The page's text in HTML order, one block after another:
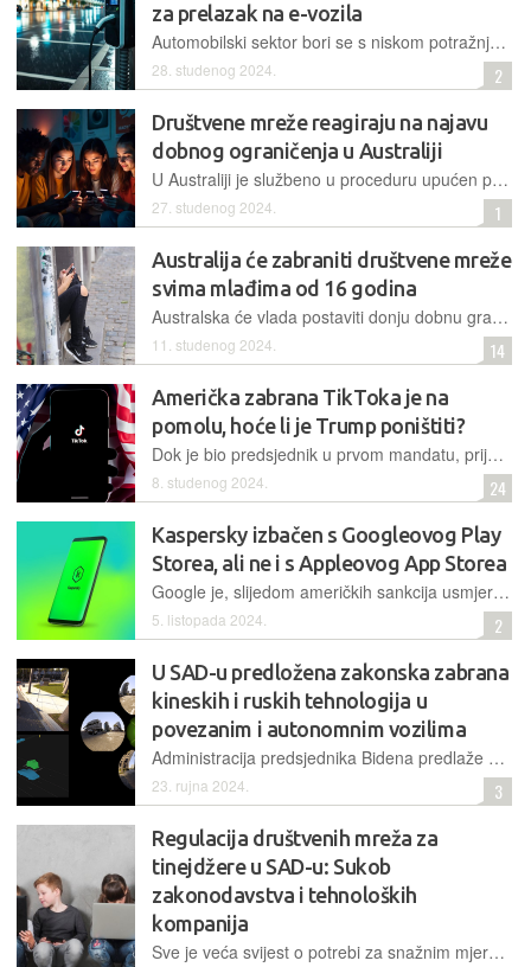
za prelazak na e-vozila
Automobilski sektor bori se s niskom potražnjom, visokim troškovima i nedostatkom punionica, domaći proizvođači upozoravaju na gubitak radnih mjesta, pa vladajući razmatraju nešto fleksibilniji pristup
28. studenog 2024. 2
Društvene mreže reagiraju na najavu
dobnog ograničenja u Australiji
U Australiji je službeno u proceduru upućen prijedlog zakona koji će zabraniti pristup društvenim mrežama svima mlađima od 16 godina. Tehnološke kompanije protive se tome
27. studenog 2024. 1
Australija će zabraniti društvene mreže
svima mlađima od 16 godina
Australska će vlada postaviti donju dobnu granicu za korištenje društvenih mreža. Prijedlog ide u parlament na usvajanje, a odgovornost za primjenu zakona bit će prebačena na same kompanije
11. studenog 2024. 14
Američka zabrana TikToka je na
pomolu, hoće li je Trump poništiti?
Dok je bio predsjednik u prvom mandatu, prijetio je TikToku zabranom. Kad je taj potez povukao aktualni predsjednik, promijenio je stav i najavio da zabrane neće biti. Donald Trump i TikTok – saga se nastavlja
8. studenog 2024. 24
Kaspersky izbačen s Googleovog Play
Storea, ali ne i s Appleovog App Storea
Google je, slijedom američkih sankcija usmjerenih prema ruskoj sigurnosnoj kompaniji, izbacio njihove sigurnosne aplikacije sa svoje trgovine, ali ne samo u SAD-u, već globalno
5. listopada 2024. 2
U SAD-u predložena zakonska zabrana
kineskih i ruskih tehnologija u
povezanim i autonomnim vozilima
Administracija predsjednika Bidena predlaže zabranu softvera i hardvera iz Kine i Rusije u sustavima povezanih vozila (vehicle connectivity system, VCS) i sustavima automatiziranog upravljanja (automated driving system, ADS) za automobile koji se prodaju u Sjedinjenim Američkim Državama.
23. rujna 2024. 3
Regulacija društvenih mreža za
tinejdžere u SAD-u: Sukob
zakonodavstva i tehnoloških
kompanija
Sve je veća svijest o potrebi za snažnim mjerama zaštite maloljetnika u digitalnom dobu. Američki zakonodavci nastoje regulirati korištenje pametnih telefona među tinejdžerima, ali Apple, Google i Meta se protive. I EU priprema svoje detaljno rješenje.